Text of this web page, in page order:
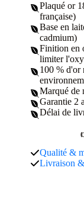
Plaqué or
française)
Base en
cadmium)
Finition en
limiter
100 % d'or
Marqué de
Garantie 2
Délai de
Qualité &
Livraison